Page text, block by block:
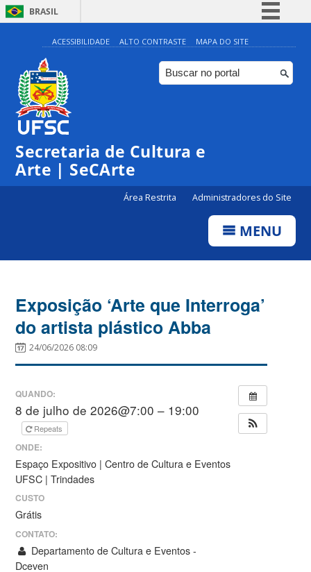
BRASIL
Simplifique!
Comunica BR
Participe
ACESSIBILIDADE ALTO CONTRASTE MAPA DO SITE
Secretaria de Cultura e
Arte | SeCArte
Área Restrita Administradores do Site
MENU
Exposição ‘Arte que Interroga’
do artista plástico Abba
24/06/2026 08:09
QUANDO:
8 de julho de 2026@7:00 – 19:00
Repeats
ONDE:
Espaço Expositivo | Centro de Cultura e Eventos
UFSC | Trindades
CUSTO
Grátis
CONTATO:
Departamento de Cultura e Eventos -
Dceven